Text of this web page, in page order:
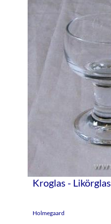
Kroglas - Likörglas
Holmegaard